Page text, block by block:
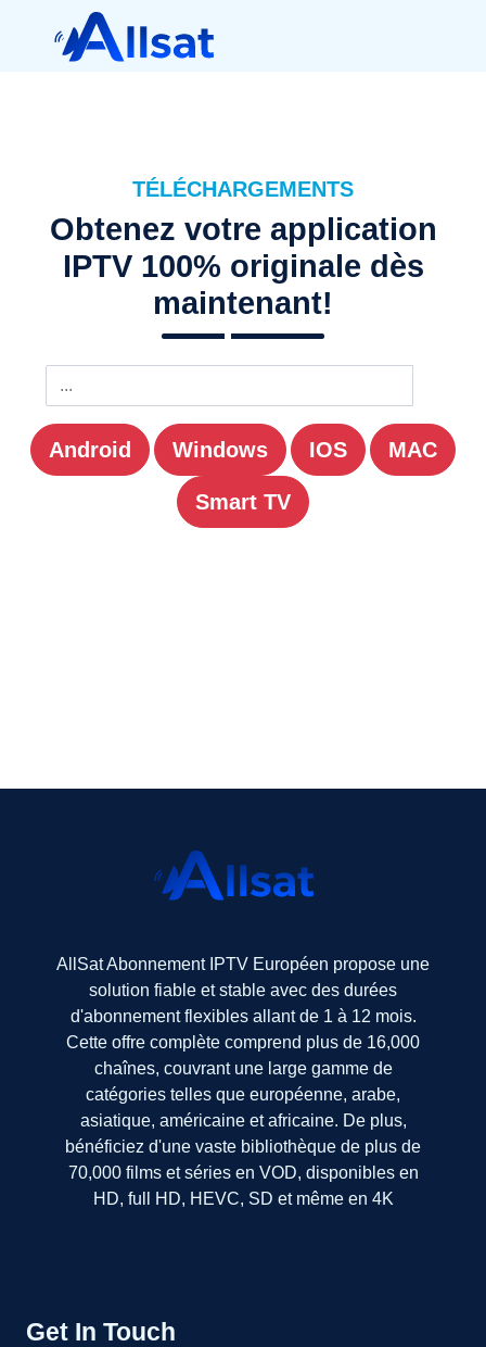
TÉLÉCHARGEMENTS
Obtenez votre application
IPTV 100% originale dès
maintenant!
Android Windows IOS MAC
Smart TV
AllSat Abonnement IPTV Européen propose une
solution fiable et stable avec des durées
d'abonnement flexibles allant de 1 à 12 mois.
Cette offre complète comprend plus de 16,000
chaînes, couvrant une large gamme de
catégories telles que européenne, arabe,
asiatique, américaine et africaine. De plus,
bénéficiez d'une vaste bibliothèque de plus de
70,000 films et séries en VOD, disponibles en
HD, full HD, HEVC, SD et même en 4K
Get In Touch